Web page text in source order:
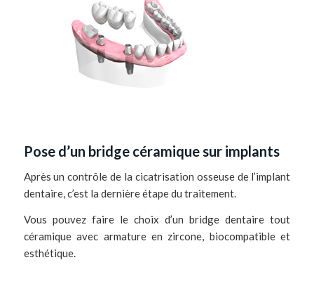
Pose d’un bridge céramique sur implants
Après un contrôle de la cicatrisation osseuse de l’implant
dentaire, c’est la dernière étape du traitement.
Vous pouvez faire le choix d’un bridge dentaire tout
céramique avec armature en zircone, biocompatible et
esthétique.